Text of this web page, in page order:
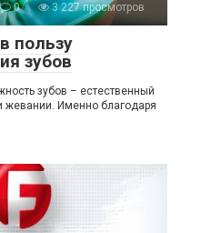
0 3 227 просмотров
пользу
зубов
зубов – естественный
жевании. Именно благодаря